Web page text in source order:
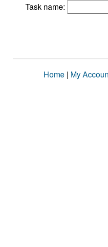
Task name:
Home | My